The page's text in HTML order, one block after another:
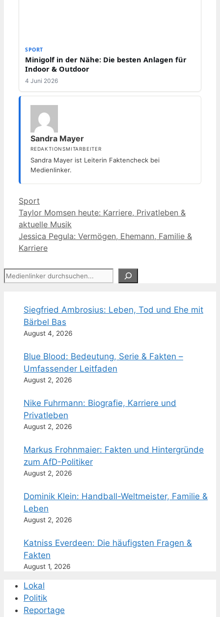
SPORT
Minigolf in der Nähe: Die besten Anlagen für
Indoor & Outdoor
4 Juni 2026
Sandra Mayer
REDAKTIONSMITARBEITER
Sandra Mayer ist Leiterin Faktencheck bei
Medienlinker.
Kategorien
Sport
Taylor Momsen heute: Karriere, Privatleben &
aktuelle Musik
Jessica Pegula: Vermögen, Ehemann, Familie &
Karriere
Suchen
Siegfried Ambrosius: Leben, Tod und Ehe mit
Bärbel Bas
August 4, 2026
Blue Blood: Bedeutung, Serie & Fakten –
Umfassender Leitfaden
August 2, 2026
Nike Fuhrmann: Biografie, Karriere und
Privatleben
August 2, 2026
Markus Frohnmaier: Fakten und Hintergründe
zum AfD-Politiker
August 2, 2026
Dominik Klein: Handball-Weltmeister, Familie &
Leben
August 2, 2026
Katniss Everdeen: Die häufigsten Fragen &
Fakten
August 1, 2026
Lokal
Politik
Reportage